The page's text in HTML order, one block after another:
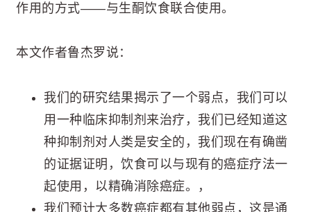
作用的方式——与生酮饮食联合使用。
本文作者鲁杰罗说：
我们的研究结果揭示了一个弱点，我们可以
用一种临床抑制剂来治疗，我们已经知道这
种抑制剂对人类是安全的，我们现在有确凿
的证据证明，饮食可以与现有的癌症疗法一
起使用，以精确消除癌症。，
我们预计大多数癌症都有其他弱点，这是通